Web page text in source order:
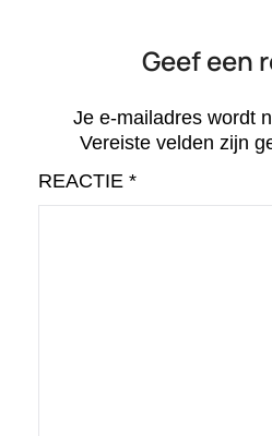
Geef een
Je e-mailadres wordt
Vereiste velden zijn
REACTIE *